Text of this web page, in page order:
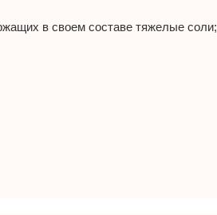
в своем составе тяжелые соли;